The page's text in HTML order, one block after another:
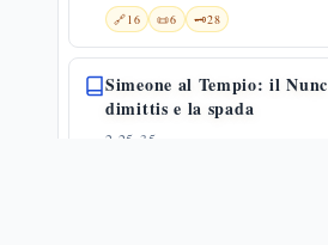
🔗16 📜6 🗝️28
Simeone al Tempio: il Nunc
dimittis e la spada
2,25-35